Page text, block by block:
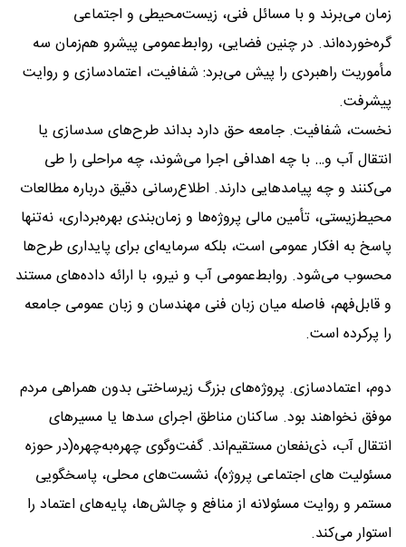
زمان می‌برند و با مسائل فنی، زیست‌محیطی و اجتماعی
گره‌خورده‌اند. در چنین فضایی، روابط‌عمومی پیشرو هم‌زمان سه
مأموریت راهبردی را پیش می‌برد: شفافیت، اعتمادسازی و روایت
پیشرفت.
نخست، شفافیت. جامعه حق دارد بداند طرح‌های سدسازی یا
انتقال آب و… با چه اهدافی اجرا می‌شوند، چه مراحلی را طی
می‌کنند و چه پیامدهایی دارند. اطلاع‌رسانی دقیق درباره مطالعات
محیط‌زیستی، تأمین مالی پروژه‌ها و زمان‌بندی بهره‌برداری، نه‌تنها
پاسخ به افکار عمومی است، بلکه سرمایه‌ای برای پایداری طرح‌ها
محسوب می‌شود. روابط‌عمومی آب و نیرو، با ارائه داده‌های مستند
و قابل‌فهم، فاصله میان زبان فنی مهندسان و زبان عمومی جامعه
را پرکرده است.
دوم، اعتمادسازی. پروژه‌های بزرگ زیرساختی بدون همراهی مردم
موفق نخواهند بود. ساکنان مناطق اجرای سدها یا مسیرهای
انتقال آب، ذی‌نفعان مستقیم‌اند. گفت‌وگوی چهره‌به‌چهره(در حوزه
مسئولیت های اجتماعی پروژه)، نشست‌های محلی، پاسخگویی
مستمر و روایت مسئولانه از منافع و چالش‌ها، پایه‌های اعتماد را
استوار می‌کند.